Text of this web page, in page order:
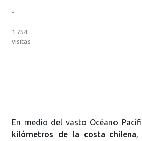
-
1.754
visitas
En medio del vasto Océano
kilómetros de la costa chilena,